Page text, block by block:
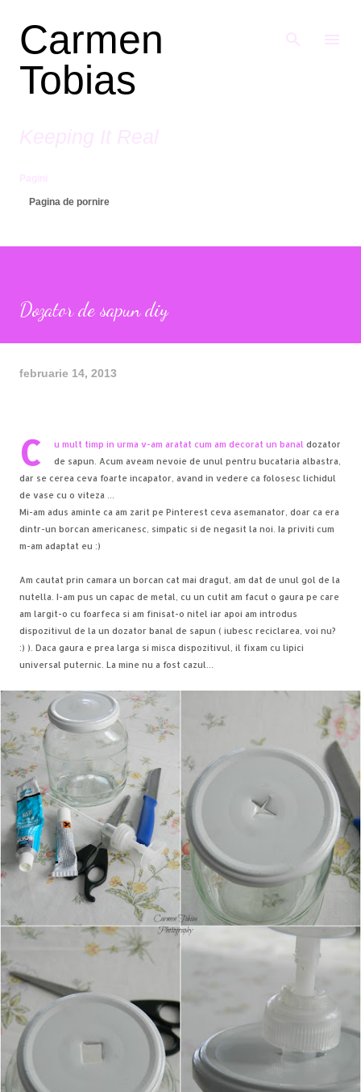
Carmen
Tobias
Keeping It Real
Pagini
Pagina de pornire
Dozator de sapun diy
februarie 14, 2013
C u mult timp in urma v-am aratat cum am decorat un banal dozator
de sapun . Acum aveam nevoie de unul pentru bucataria albastra,
dar se cerea ceva foarte incapator, avand in vedere ca folosesc lichidul
de vase cu o viteza ...
Mi-am adus aminte ca am zarit pe Pinterest ceva asemanator, doar ca era
dintr-un borcan americanesc, simpatic si de negasit la noi. Ia priviti cum
m-am adaptat eu :)
Am cautat prin camara un borcan cat mai dragut, am dat de unul gol de la
nutella. I-am pus un capac de metal, cu un cutit am facut o gaura pe care
am largit-o cu foarfeca si am finisat-o nitel iar apoi am introdus
dispozitivul de la un dozator banal de sapun ( iubesc reciclarea, voi nu?
:) ). Daca gaura e prea larga si misca dispozitivul, il fixam cu lipici
universal puternic. La mine nu a fost cazul...